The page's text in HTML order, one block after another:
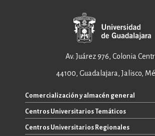
Av. Juárez 976, Colonia
44100, Guadalajara, Jalisco,
Comercialización y almacén general
ventas@editorial.udg.mx
WhatsApp: +52 33 1433 6869
Centros Universitarios Temáticos
CUAAD
Centros Universitarios Regionales